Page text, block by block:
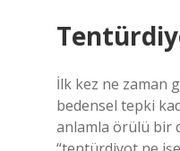
İlk kez ne zaman
bedensel tepki
anlamla örülü bir